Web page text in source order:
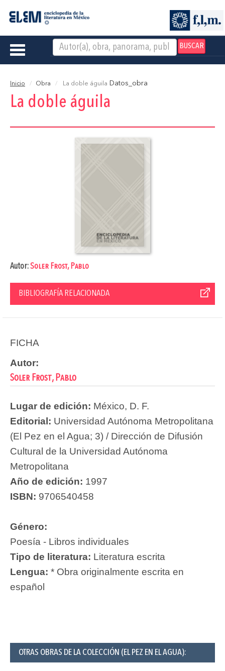
BUSCAR
Toggle
Inicio Obra La doble águila Datos_obra
La doble águila
Autor:Soler Frost, Pablo
BIBLIOGRAFÍA RELACIONADA
FICHA
Autor:
Soler Frost, Pablo
Lugar de edición: México, D. F.
Editorial: Universidad Autónoma Metropolitana
(El Pez en el Agua; 3) / Dirección de Difusión
Cultural de la Universidad Autónoma
Metropolitana
Año de edición: 1997
ISBN: 9706540458
Género:
Poesía - Libros individuales
Tipo de literatura: Literatura escrita
Lengua: * Obra originalmente escrita en
español
OTRAS OBRAS DE LA COLECCIÓN (EL PEZ EN EL AGUA):